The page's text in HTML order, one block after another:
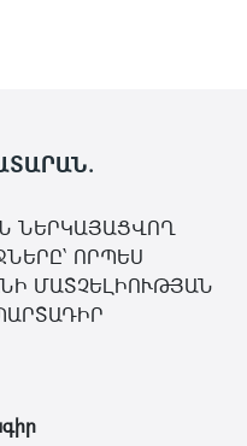
ՆԵՐԿԱՅԱՑՎՈՂ
ՈՐՊԵՍ
ՄԱՏՉԵԼԻՈՒԹՅԱՆ